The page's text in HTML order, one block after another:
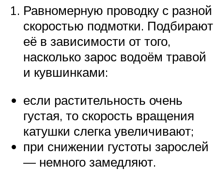
Равномерную проводку с разной
скоростью подмотки. Подбирают
её в зависимости от того,
насколько зарос водоём травой
и кувшинками:
если растительность очень
густая, то скорость вращения
катушки слегка увеличивают;
при снижении густоты зарослей
— немного замедляют.